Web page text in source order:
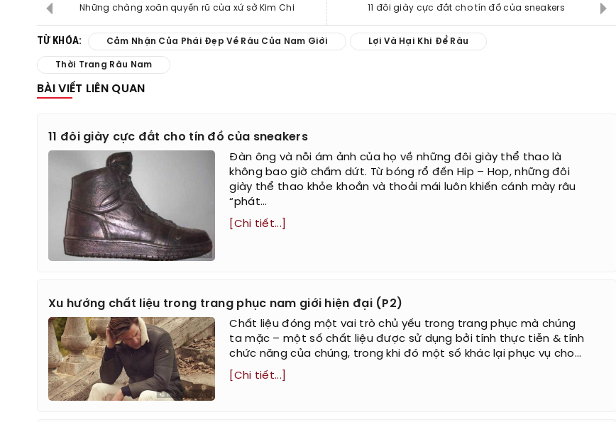
Những chàng xoăn quyến rũ của xứ sở Kim Chi 11 đôi giày cực đắt cho tín đồ của sneakers
TỪ KHÓA: Cảm Nhận Của Phái Đẹp Về Râu Của Nam Giới Lợi Và Hại Khi Để Râu
Thời Trang Râu Nam
BÀI VIẾT LIÊN QUAN
11 đôi giày cực đắt cho tín đồ của sneakers
Đàn ông và nỗi ám ảnh của họ về những đôi giày thể thao là
không bao giờ chấm dứt. Từ bóng rổ đến Hip – Hop, những đôi
giày thể thao khỏe khoắn và thoải mái luôn khiến cánh mày râu
“phát...
[Chi tiết...]
Xu hướng chất liệu trong trang phục nam giới hiện đại (P2)
Chất liệu đóng một vai trò chủ yếu trong trang phục mà chúng
ta mặc – một số chất liệu được sử dụng bởi tính thực tiễn & tính
chức năng của chúng, trong khi đó một số khác lại phục vụ cho...
[Chi tiết...]